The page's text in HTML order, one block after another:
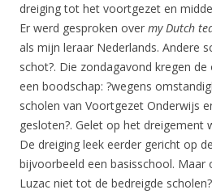
dreiging tot het voortgezet en
Er werd gesproken over my Dutch
als mijn leraar Nederlands. Andere
schot?. Die zondagavond kregen
een boodschap: ?wegens
scholen van Voortgezet Onderwijs
gesloten?. Gelet op het dreigement
De dreiging leek eerder gericht op
bijvoorbeeld een basisschool.
Luzac niet tot de bedreigde